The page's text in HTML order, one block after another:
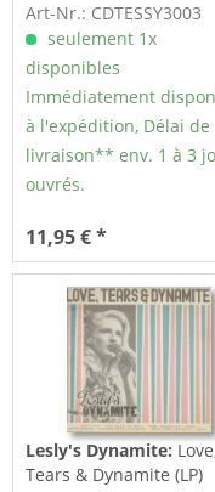
Art-Nr.: CDTESSY3003
seulement 1x
disponibles
Immédiatement
à l'expédition, Délai de
livraison** env. 1 à 3
ouvrés.
11,95 € *
Lesly's Dynamite:
Tears & Dynamite (LP)